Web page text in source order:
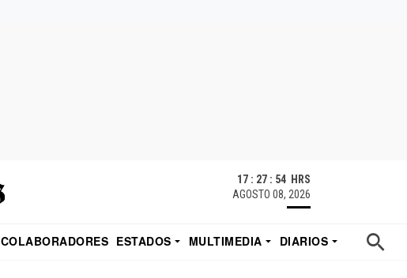
17 : 27 : 55 HRS
AGOSTO 08, 2026
COLABORADORES ESTADOS MULTIMEDIA
DIARIOS